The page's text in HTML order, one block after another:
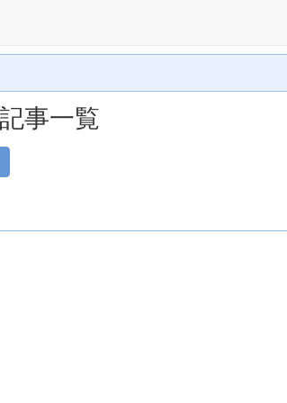
事一覧